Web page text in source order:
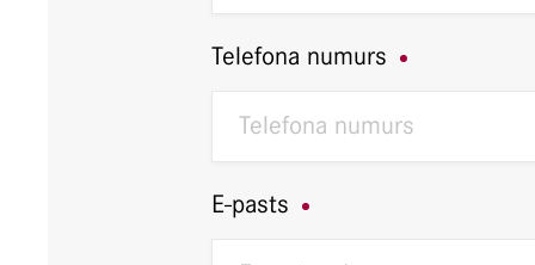
Telefona numurs
E-pasts